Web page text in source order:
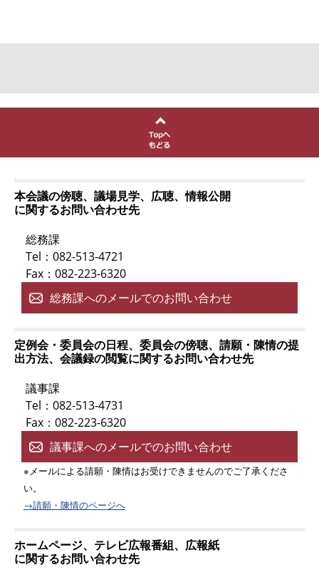
本会議の傍聴、議場見学、広聴、情報公開
に関するお問い合わせ先
総務課
Tel：082-513-4721
Fax：082-223-6320
総務課へのメールでのお問い合わせ
定例会・委員会の日程、委員会の傍聴、請願・陳情の提
出方法、会議録の閲覧に関するお問い合わせ先
議事課
Tel：082-513-4731
Fax：082-223-6320
議事課へのメールでのお問い合わせ
※メールによる請願・陳情はお受けできませんのでご了承くださ
い。
→請願・陳情のページへ
ホームページ、テレビ広報番組、広報紙
に関するお問い合わせ先